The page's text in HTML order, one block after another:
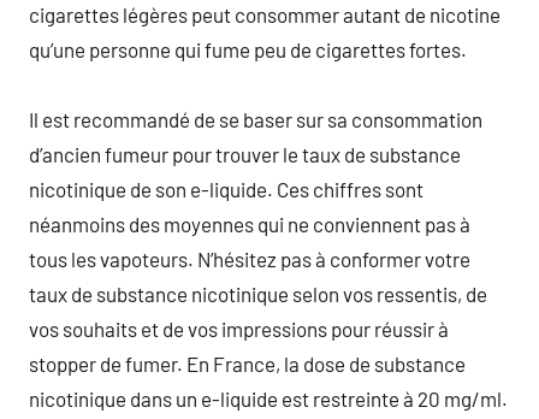
cigarettes légères peut consommer autant de nicotine
qu’une personne qui fume peu de cigarettes fortes.
Il est recommandé de se baser sur sa consommation
d’ancien fumeur pour trouver le taux de substance
nicotinique de son e-liquide. Ces chiffres sont
néanmoins des moyennes qui ne conviennent pas à
tous les vapoteurs. N’hésitez pas à conformer votre
taux de substance nicotinique selon vos ressentis, de
vos souhaits et de vos impressions pour réussir à
stopper de fumer. En France, la dose de substance
nicotinique dans un e-liquide est restreinte à 20 mg/ml.